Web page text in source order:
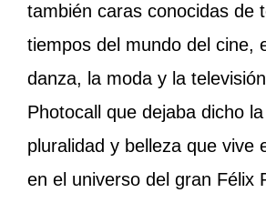
también caras conocidas de
tiempos del mundo del cine,
danza, la moda y la
Photocall que dejaba dicho
pluralidad y belleza que vive
en el universo del gran Félix